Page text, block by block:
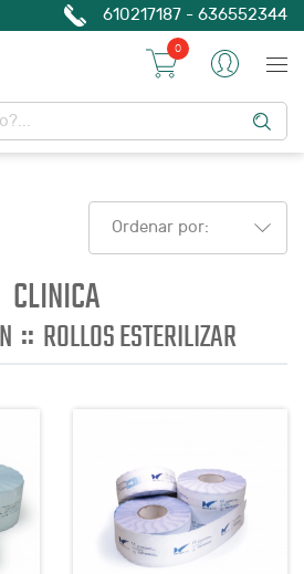
610217187 - 636552344
0
Ordenar por:
CLINICA
:: ROLLOS ESTERILIZAR